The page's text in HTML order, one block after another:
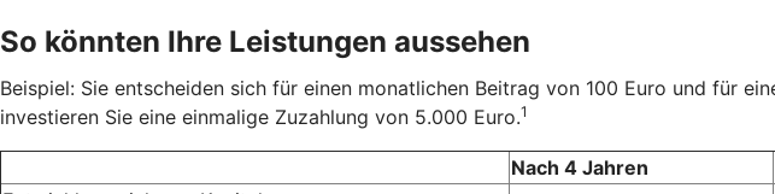
So könnten Ihre Leistungen aussehen
Beispiel: Sie entscheiden sich für einen monatlichen Beitrag von 100 Euro und für
investieren Sie eine einmalige Zuzahlung von 5.000 Euro.1
Nach 4 Jahren